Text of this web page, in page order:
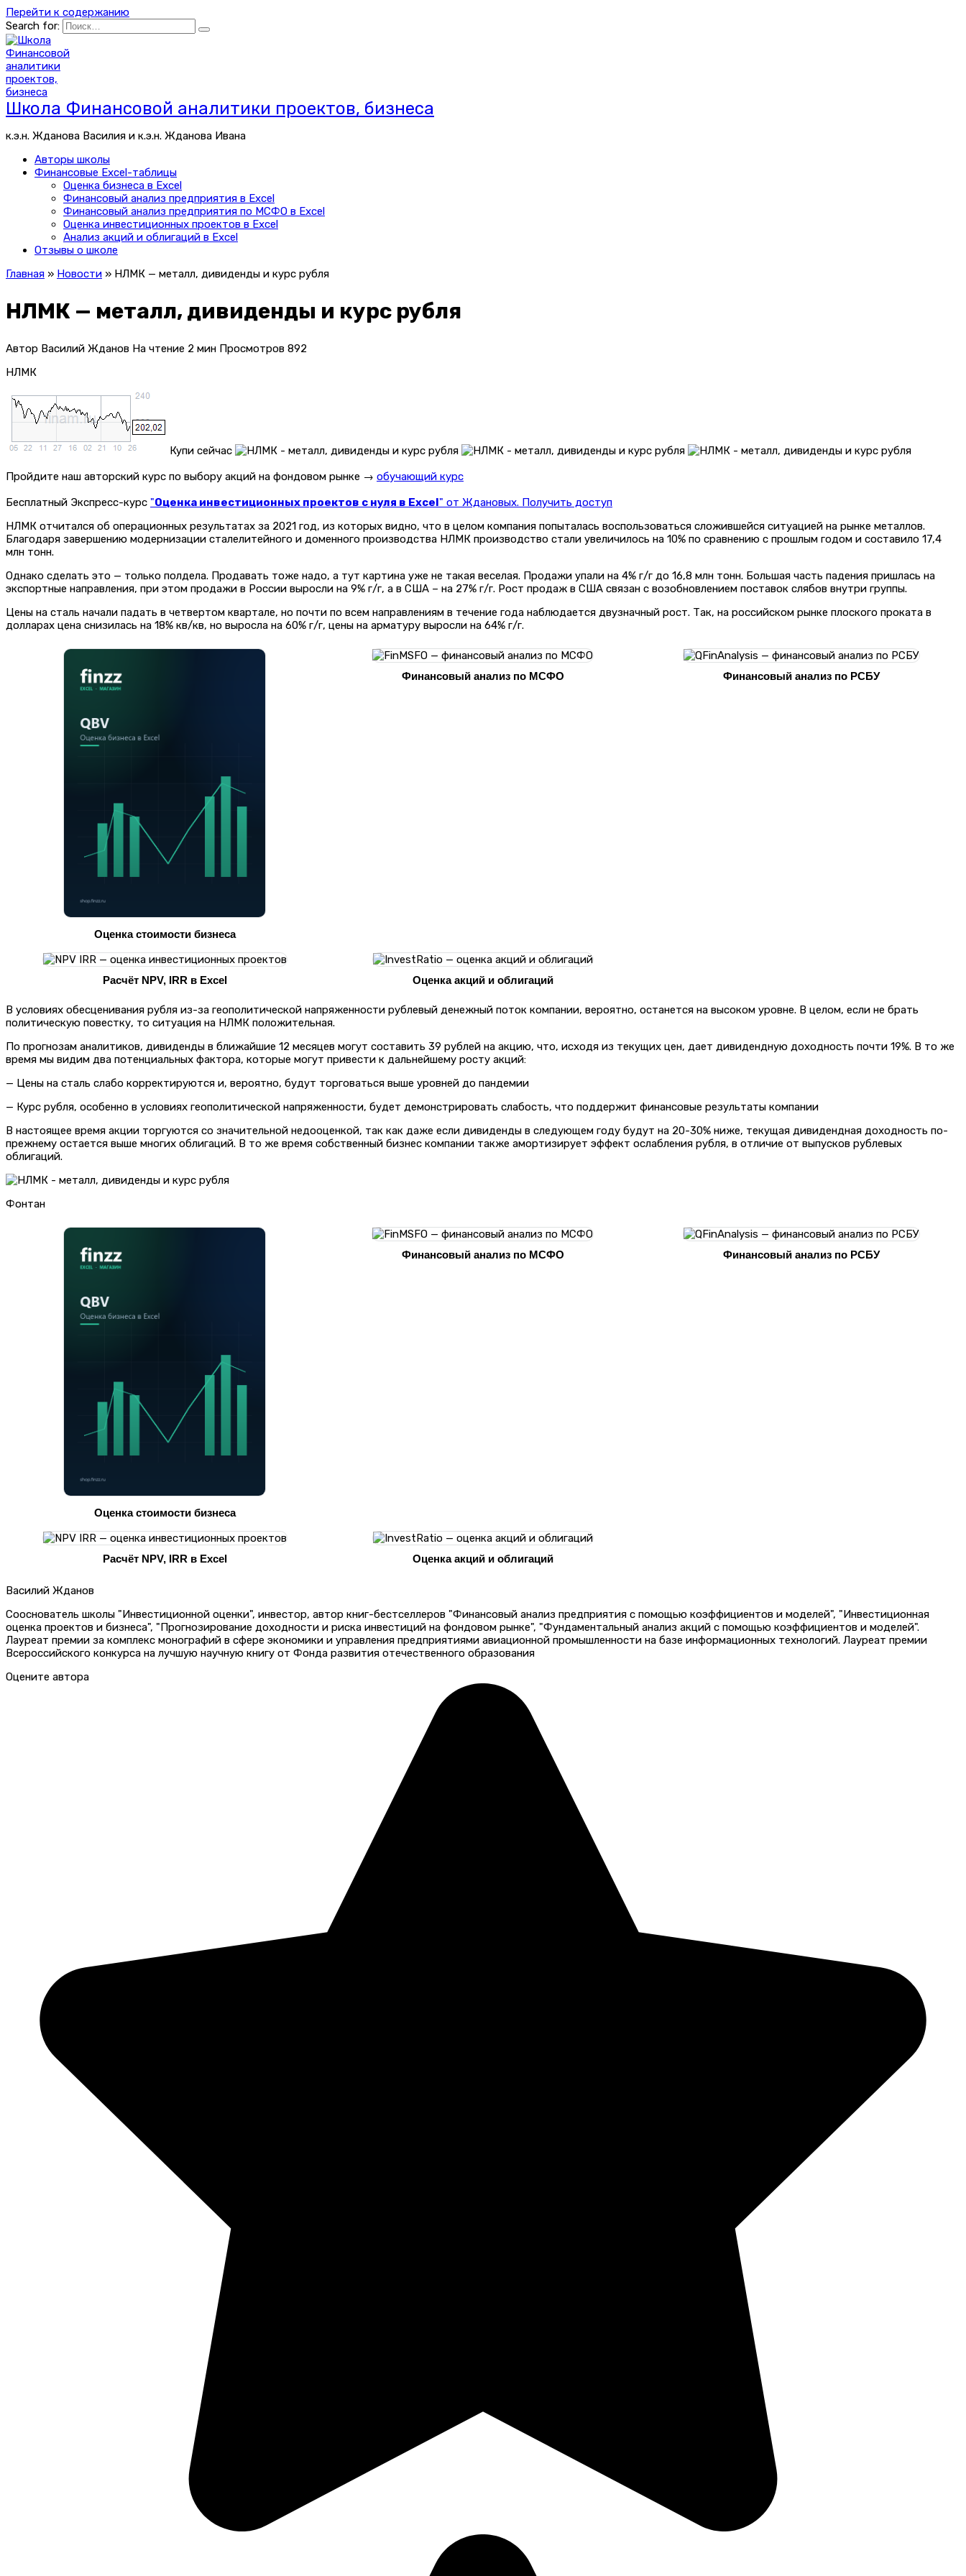
Перейти к содержанию
Search for:
Школа Финансовой аналитики проектов, бизнеса
к.э.н. Жданова Василия и к.э.н. Жданова Ивана
Авторы школы
Финансовые Excel-таблицы
Оценка бизнеса в Excel
Финансовый анализ предприятия в Excel
Финансовый анализ предприятия по МСФО в Excel
Оценка инвестиционных проектов в Excel
Анализ акций и облигаций в Excel
Отзывы о школе
Главная » Новости » НЛМК — металл, дивиденды и курс рубля
НЛМК — металл, дивиденды и курс рубля
Автор Василий Жданов На чтение 2 мин Просмотров 892
НЛМК
Купи сейчас
Пройдите наш авторский курс по выбору акций на фондовом рынке → обучающий курс
Бесплатный Экспресс-курс "Оценка инвестиционных проектов с нуля в Excel" от Ждановых. Получить доступ
НЛМК отчитался об операционных результатах за 2021 год, из которых видно, что в целом компания попыталась воспользоваться сложившейся ситуацией на рынке металлов.
Благодаря завершению модернизации сталелитейного и доменного производства НЛМК производство стали увеличилось на 10% по сравнению с прошлым годом и составило 17,4
млн тонн.
Однако сделать это — только полдела. Продавать тоже надо, а тут картина уже не такая веселая. Продажи упали на 4% г/г до 16,8 млн тонн. Большая часть падения пришлась на
экспортные направления, при этом продажи в России выросли на 9% г/г, а в США – на 27% г/г. Рост продаж в США связан с возобновлением поставок слябов внутри группы.
Цены на сталь начали падать в четвертом квартале, но почти по всем направлениям в течение года наблюдается двузначный рост. Так, на российском рынке плоского проката в
долларах цена снизилась на 18% кв/кв, но выросла на 60% г/г, цены на арматуру выросли на 64% г/г.
Оценка стоимости бизнеса
Финансовый анализ по МСФО Финансовый анализ по РСБУ
Расчёт NPV, IRR в Excel Оценка акций и облигаций
В условиях обесценивания рубля из-за геополитической напряженности рублевый денежный поток компании, вероятно, останется на высоком уровне. В целом, если не брать
политическую повестку, то ситуация на НЛМК положительная.
По прогнозам аналитиков, дивиденды в ближайшие 12 месяцев могут составить 39 рублей на акцию, что, исходя из текущих цен, дает дивидендную доходность почти 19%. В то же
время мы видим два потенциальных фактора, которые могут привести к дальнейшему росту акций:
— Цены на сталь слабо корректируются и, вероятно, будут торговаться выше уровней до пандемии
— Курс рубля, особенно в условиях геополитической напряженности, будет демонстрировать слабость, что поддержит финансовые результаты компании
В настоящее время акции торгуются со значительной недооценкой, так как даже если дивиденды в следующем году будут на 20-30% ниже, текущая дивидендная доходность по-
прежнему остается выше многих облигаций. В то же время собственный бизнес компании также амортизирует эффект ослабления рубля, в отличие от выпусков рублевых
облигаций.
Фонтан
Оценка стоимости бизнеса
Финансовый анализ по МСФО Финансовый анализ по РСБУ
Расчёт NPV, IRR в Excel Оценка акций и облигаций
Василий Жданов
Сооснователь школы "Инвестиционной оценки", инвестор, автор книг-бестселлеров "Финансовый анализ предприятия с помощью коэффициентов и моделей", "Инвестиционная
оценка проектов и бизнеса", "Прогнозирование доходности и риска инвестиций на фондовом рынке", "Фундаментальный анализ акций с помощью коэффициентов и моделей".
Лауреат премии за комплекс монографий в сфере экономики и управления предприятиями авиационной промышленности на базе информационных технологий. Лауреат премии
Всероссийского конкурса на лучшую научную книгу от Фонда развития отечественного образования
Оцените автора